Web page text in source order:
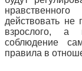
действовать не
взрослого, а
соблюдение
правила в